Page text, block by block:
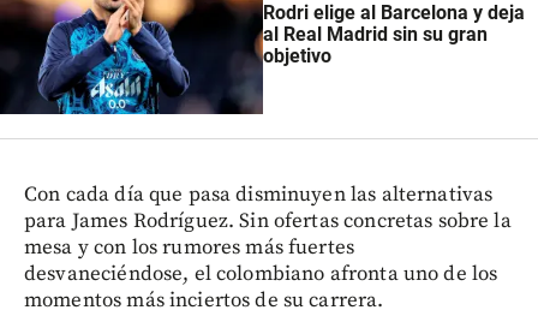
Rodri elige al Barcelona y deja
al Real Madrid sin su gran
objetivo
Con cada día que pasa disminuyen las alternativas
para James Rodríguez. Sin ofertas concretas sobre la
mesa y con los rumores más fuertes
desvaneciéndose, el colombiano afronta uno de los
momentos más inciertos de su carrera.